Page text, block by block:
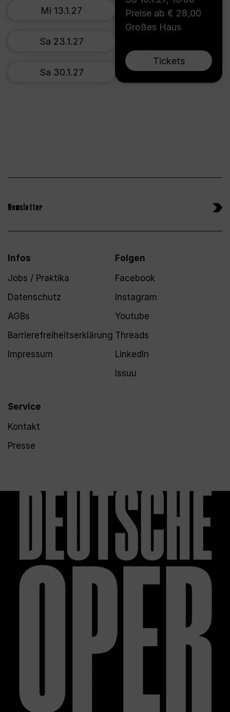
Preise ab € 28,00
Großes Haus
Tickets
Mi 13.1.27
Sa 23.1.27
Sa 30.1.27
Newsletter
Infos
Jobs / Praktika
Datenschutz
AGBs
Barrierefreiheitserklärung
Impressum
Service
Kontakt
Presse
Folgen
Facebook
Instagram
Youtube
Threads
LinkedIn
Issuu